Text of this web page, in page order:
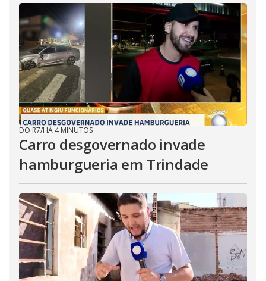
DO R7/HÁ 4 MINUTOS
Carro desgovernado invade
hamburgueria em Trindade